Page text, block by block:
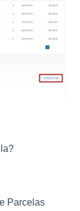
Parcelas